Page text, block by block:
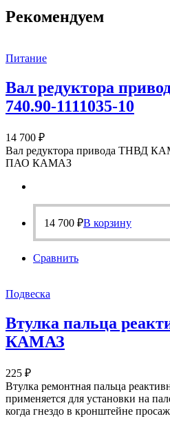
Рекомендуем
Питание
Вал редуктора
740.90-1111035-10
14 700 ₽
Вал редуктора привода ТНВД
ПАО КАМАЗ
14 700 ₽В корзину
Сравнить
Подвеска
Втулка пальца
КАМАЗ
225 ₽
Втулка ремонтная пальца
применяется для установки на
когда гнездо в кронштейне